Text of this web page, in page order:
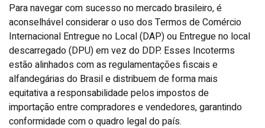
Para navegar com sucesso no mercado brasileiro, é
aconselhável considerar o uso dos Termos de Comércio
Internacional Entregue no Local (DAP) ou Entregue no local
descarregado (DPU) em vez do DDP. Esses Incoterms
estão alinhados com as regulamentações fiscais e
alfandegárias do Brasil e distribuem de forma mais
equitativa a responsabilidade pelos impostos de
importação entre compradores e vendedores, garantindo
conformidade com o quadro legal do país.